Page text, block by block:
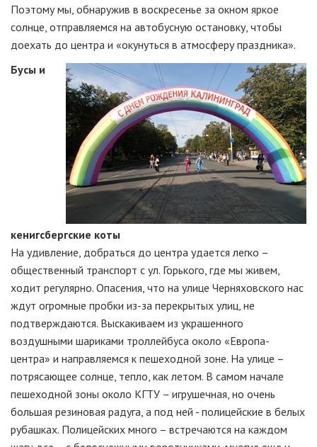
Поэтому мы, обнаружив в воскресенье за окном яркое
солнце, отправляемся на автобусную остановку, чтобы
доехать до центра и «окунуться в атмосферу праздника».
Бусы и
кенигсбергские коты
На удивление, добраться до центра удается легко –
общественный транспорт с ул. Горького, где мы живем,
ходит регулярно. Опасения, что на улице Черняховского нас
ждут огромные пробки из-за перекрытых улиц, не
подтверждаются. Выскакиваем из украшенного
воздушными шариками троллейбуса около «Европа-
центра» и направляемся к пешеходной зоне. На улице –
потрясающее солнце, тепло, как летом. В самом начале
пешеходной зоны около КГТУ – игрушечная, но очень
большая резиновая радуга, а под ней - полицейские в белых
рубашках. Полицейских много – встречаются на каждом